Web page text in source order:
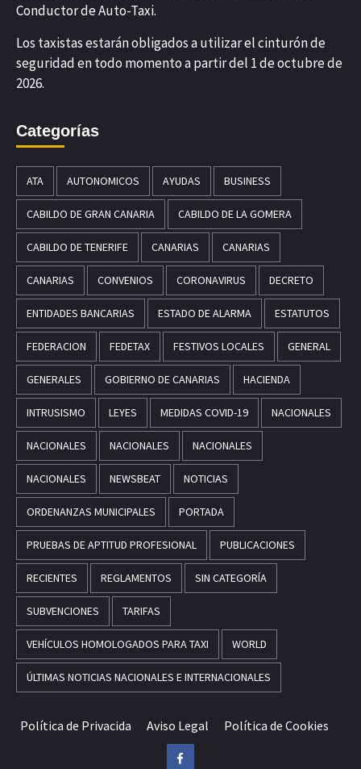
Conductor de Auto-Taxi.
Los taxistas estarán obligados a utilizar el cinturón de
seguridad en todo momento a partir del 1 de octubre de
2026.
Categorías
ATA AUTONOMICOS AYUDAS BUSINESS
CABILDO DE GRAN CANARIA CABILDO DE LA GOMERA
CABILDO DE TENERIFE CANARIAS CANARIAS
CANARIAS CONVENIOS CORONAVIRUS DECRETO
ENTIDADES BANCARIAS ESTADO DE ALARMA ESTATUTOS
FEDERACION FEDETAX FESTIVOS LOCALES GENERAL
GENERALES GOBIERNO DE CANARIAS HACIENDA
INTRUSISMO LEYES MEDIDAS COVID-19 NACIONALES
NACIONALES NACIONALES NACIONALES
NACIONALES NEWSBEAT NOTICIAS
ORDENANZAS MUNICIPALES PORTADA
PRUEBAS DE APTITUD PROFESIONAL PUBLICACIONES
RECIENTES REGLAMENTOS SIN CATEGORÍA
SUBVENCIONES TARIFAS
VEHÍCULOS HOMOLOGADOS PARA TAXI WORLD
ÚLTIMAS NOTICIAS NACIONALES E INTERNACIONALES
Política de Privacida Aviso Legal Política de Cookies
Facebook